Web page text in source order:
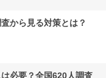
から見る対策とは？
必要？全国620人調査